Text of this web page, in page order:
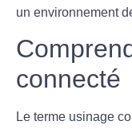
un environnement
connecté
Le terme usinage